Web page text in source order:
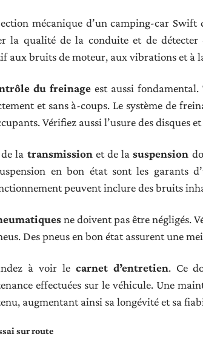
mécanique d’un camping-car
la qualité de la conduite et de détecter
aux bruits de moteur, aux vibrations et à
du freinageest aussi fondamental.
et sans à-coups. Le système de
Vérifiez aussi l’usure des disques
de la transmission et de lasuspension
en bon état sont les garants
peuvent inclure des bruits
ne doivent pas être négligés.
Des pneus en bon état assurent une
à voir le carnet d’entretien. Ce
effectuées sur le véhicule. Une
augmentant ainsi sa longévité et sa
sur route